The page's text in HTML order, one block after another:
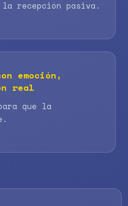
recepción pasiva.
emoción,
real
que la